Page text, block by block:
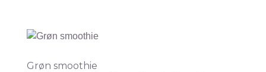
Grøn smoothie